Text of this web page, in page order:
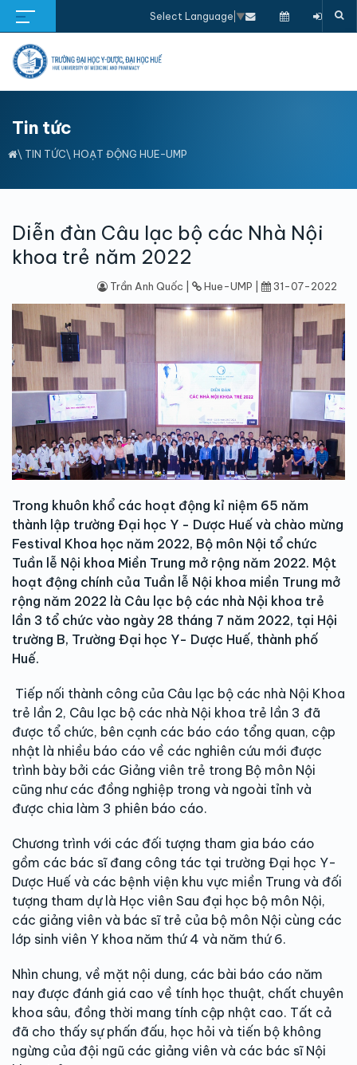
Select Language ▼
Tin tức
\ TIN TỨC\ HOẠT ĐỘNG HUE-UMP
Diễn đàn Câu lạc bộ các Nhà Nội
khoa trẻ năm 2022
Trần Anh Quốc | Hue-UMP | 31-07-2022
Trong khuôn khổ các hoạt động kỉ niệm 65 năm
thành lập trường Đại học Y - Dược Huế và chào mừng
Festival Khoa học năm 2022, Bộ môn Nội tổ chức
Tuần lễ Nội khoa Miền Trung mở rộng năm 2022. Một
hoạt động chính của Tuần lễ Nội khoa miền Trung mở
rộng năm 2022 là Câu lạc bộ các nhà Nội khoa trẻ
lần 3 tổ chức vào ngày 28 tháng 7 năm 2022, tại Hội
trường B, Trường Đại học Y- Dược Huế, thành phố
Huế.
Tiếp nối thành công của Câu lạc bộ các nhà Nội Khoa
trẻ lần 2, Câu lạc bộ các nhà Nội khoa trẻ lần 3 đã
được tổ chức, bên cạnh các báo cáo tổng quan, cập
nhật là nhiều báo cáo về các nghiên cứu mới được
trình bày bởi các Giảng viên trẻ trong Bộ môn Nội
cũng như các đồng nghiệp trong và ngoài tỉnh và
được chia làm 3 phiên báo cáo.
Chương trình với các đối tượng tham gia báo cáo
gồm các bác sĩ đang công tác tại trường Đại học Y-
Dược Huế và các bệnh viện khu vực miền Trung và đối
tượng tham dự là Học viên Sau đại học bộ môn Nội,
các giảng viên và bác sĩ trẻ của bộ môn Nội cùng các
lớp sinh viên Y khoa năm thứ 4 và năm thứ 6.
Nhìn chung, về mặt nội dung, các bài báo cáo năm
nay được đánh giá cao về tính học thuật, chất chuyên
khoa sâu, đồng thời mang tính cập nhật cao. Tất cả
đã cho thấy sự phấn đấu, học hỏi và tiến bộ không
ngừng của đội ngũ các giảng viên và các bác sĩ Nội